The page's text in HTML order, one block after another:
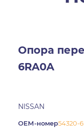
Опора
6RA0A
NISSAN
ОЕМ-номер54320-